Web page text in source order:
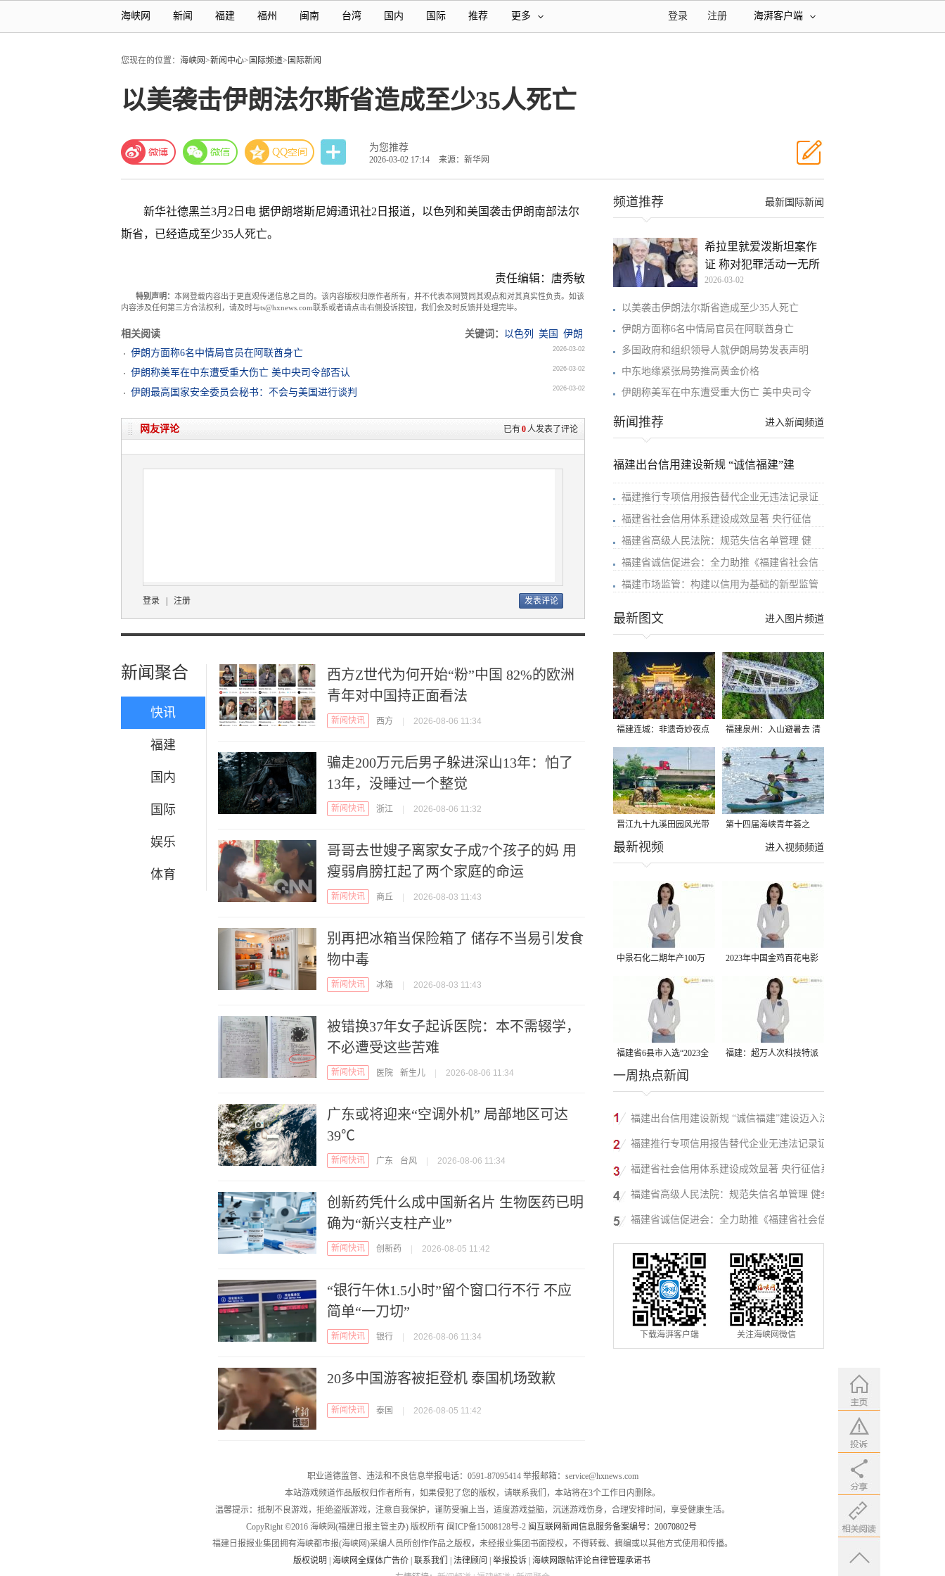
海峡网 新闻 福建 福州 闽南 台湾 国内 国际 推荐 更多 海湃客户端
注册
登录
您现在的位置： 海峡网>新闻中心> 国际频道> 国际新闻
以美袭击伊朗法尔斯省造成至少35人死亡
为您推荐
2026-03-02 17:14 来源：新华网
新华社德黑兰3月2日电 据伊朗塔斯尼姆通讯社2日报道，以色列和美国袭击伊朗南部法尔
斯省，已经造成至少35人死亡。
责任编辑：唐秀敏
特别声明： 本网登载内容出于更直观传递信息之目的。该内容版权归原作者所有，并不代表本网赞同其观点和对其真实性负责。如该
内容涉及任何第三方合法权利，请及时与ts@hxnews.com联系或者请点击右侧投诉按钮，我们会及时反馈并处理完毕。
相关阅读 关键词： 以色列 美国
伊朗
伊朗方面称6名中情局官员在阿联酋身亡
2026-03-02
伊朗称美军在中东遭受重大伤亡 美中央司令部否认 2026-03-02
伊朗最高国家安全委员会秘书：不会与美国进行谈判 2026-03-02
已有0人发表了评论
网友评论
登录 注册
新闻聚合
快讯
福建
国内
国际
娱乐
体育
西方Z世代为何开始“粉”中国 82%的欧洲
青年对中国持正面看法
新闻快讯 西方 2026-08-06 11:34
骗走200万元后男子躲进深山13年：怕了
13年，没睡过一个整觉
新闻快讯 浙江 2026-08-06 11:32
哥哥去世嫂子离家女子成7个孩子的妈 用
瘦弱肩膀扛起了两个家庭的命运
新闻快讯 商丘 2026-08-03 11:43
别再把冰箱当保险箱了 储存不当易引发食
物中毒
新闻快讯 冰箱 2026-08-03 11:43
被错换37年女子起诉医院：本不需辍学，
不必遭受这些苦难
新闻快讯 医院 新生儿 2026-08-06 11:34
广东或将迎来“空调外机” 局部地区可达
39℃
新闻快讯 广东 台风 2026-08-06 11:34
创新药凭什么成中国新名片 生物医药已明
确为“新兴支柱产业”
新闻快讯 创新药 2026-08-05 11:42
“银行午休1.5小时”留个窗口行不行 不应
简单“一刀切”
新闻快讯 银行 2026-08-06 11:34
20多中国游客被拒登机 泰国机场致歉
新闻快讯 泰国 2026-08-05 11:42
最新国际新闻
频道推荐
希拉里就爱泼斯坦案作
证 称对犯罪活动一无所
2026-03-02
以美袭击伊朗法尔斯省造成至少35人死亡
伊朗方面称6名中情局官员在阿联酋身亡
多国政府和组织领导人就伊朗局势发表声明
中东地缘紧张局势推高黄金价格
伊朗称美军在中东遭受重大伤亡 美中央司令
进入新闻频道
新闻推荐
福建出台信用建设新规 “诚信福建”建
福建推行专项信用报告替代企业无违法记录证
福建省社会信用体系建设成效显著 央行征信
福建省高级人民法院：规范失信名单管理 健
福建省诚信促进会：全力助推《福建省社会信
福建市场监管：构建以信用为基础的新型监管
进入图片频道
最新图文
福建连城：非遗奇妙夜点
亮夏夜
福建泉州：入山避暑去 清
凉好惬意
晋江九十九溪田园风光带
千亩早稻迎来成熟收割季
第十四届海峡青年荟之
2026榕台青年大学生水上
进入视频频道
最新视频
中景石化二期年产100万
吨丙烷脱氢项目建成中交
2023年中国金鸡百花电影
节有福电影巡展31日启动
福建省6县市入选“2023全
国县域发展潜力百强县”
福建：超万人次科技特派
一周热点新闻
福建出台信用建设新规 “诚信福建”建设迈入法
治化新阶段
福建推行专项信用报告替代企业无违法记录证
明改革成效显著
福建省社会信用体系建设成效显著 央行征信系
统赋能实体经济
福建省高级人民法院：规范失信名单管理 健全
信用修复机制
福建省诚信促进会：全力助推《福建省社会信
用条例》落地见效
下载海湃客户端 关注海峡网微信
职业道德监督、违法和不良信息举报电话：0591-87095414 举报邮箱：service@hxnews.com
本站游戏频道作品版权归作者所有，如果侵犯了您的版权，请联系我们，本站将在3个工作日内删除。
温馨提示：抵制不良游戏，拒绝盗版游戏，注意自我保护，谨防受骗上当，适度游戏益脑，沉迷游戏伤身，合理安排时间，享受健康生活。
CopyRight ©2016 海峡网(福建日报主管主办) 版权所有 闽ICP备15008128号-2 闽互联网新闻信息服务备案编号：20070802号
福建日报报业集团拥有海峡都市报(海峡网)采编人员所创作作品之版权，未经报业集团书面授权，不得转载、摘编或以其他方式使用和传播。
版权说明
海峡网全媒体广告价 联系我们 法律顾问 举报投诉
海峡网跟帖评论自律管理承诺书